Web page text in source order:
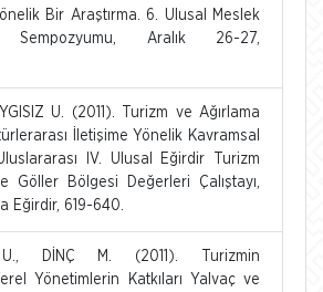
Bir Araştırma. 6. Ulusal Meslek
Sempozyumu, Aralık 26-27,
U. (2011). Turizm ve Ağırlama
İletişime Yönelik Kavramsal
IV. Ulusal Eğirdir Turizm
Göller Bölgesi Değerleri Çalıştayı,
Eğirdir, 619-640.
U., DİNÇ M. (2011). Turizmin
Yönetimlerin Katkıları Yalvaç ve